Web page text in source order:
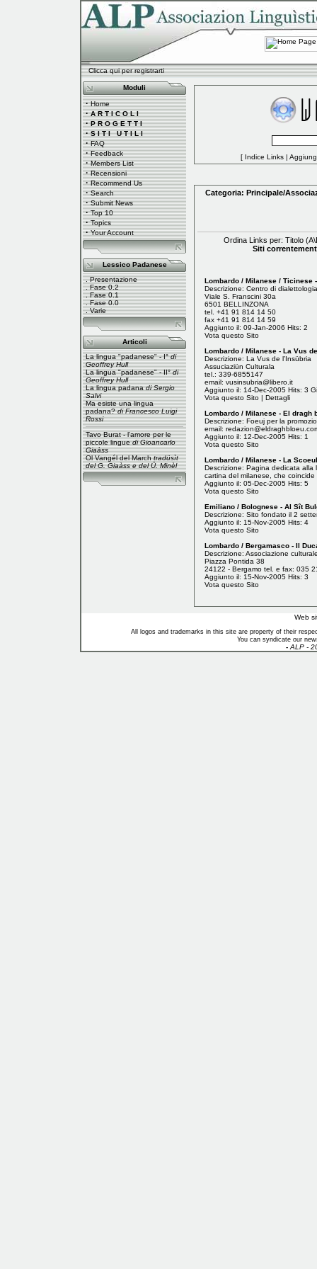
Clicca qui per registrarti
Moduli
· Home
· A R T I C O L I
· P R O G E T T I
· S I T I U T I L I
· FAQ
· Feedback
· Members List
· Recensioni
· Recommend Us
· Search
· Submit News
· Top 10
· Topics
· Your Account
Lessico Padanese
.Presentazione
.Fase 0.2
.Fase 0.1
.Fase 0.0
.Varie
Articoli
La lingua "padanese" - I° di
Geoffrey Hull
La lingua "padanese" - II° di
Geoffrey Hull
La lingua padana di Sergio
Salvi
Ma esiste una lingua
padana? di Francesco Luigi
Rossi
Tavo Burat - l'amore per le
piccole linguedi Gioancarlo
Giaàss
Ol Vangél del March tradüsìt
del G. Giaàss e del Ü. Minèl
[ Indice Links |
Categoria: Principale/
Ordina Links per: Titolo (A\
Siti
Lombardo / Milanese / Ticinese
Descrizione: Centro di
Viale S. Franscini 30a
6501 BELLINZONA
tel. +41 91 814 14 50
fax +41 91 814 14 59
Aggiunto il: 09-Jan-2006 Hits: 2
Vota questo Sito
Lombardo / Milanese - La Vus
Descrizione: La Vus de l’Insübria
Assuciaziün Culturala
tel.: 339-6855147
email: vusinsubria@libero.it
Aggiunto il: 14-Dec-2005 Hits: 3
Vota questo Sito | Dettagli
Lombardo / Milanese - El dragh
Descrizione: Foeuj per la
email:
Aggiunto il: 12-Dec-2005 Hits: 1
Vota questo Sito
Lombardo / Milanese - La
Descrizione: Pagina dedicata
cartina del milanese, che
Aggiunto il: 05-Dec-2005 Hits: 5
Vota questo Sito
Emiliano / Bolognese - Al Sît
Descrizione: Sito fondato il 2
Aggiunto il: 15-Nov-2005 Hits: 4
Vota questo Sito
Lombardo / Bergamasco - Il
Descrizione: Associazione
Piazza Pontida 38
24122 - Bergamo tel. e fax: 035
Aggiunto il: 15-Nov-2005 Hits: 3
Vota questo Sito
Web
All logos and trademarks in this site are property of their
You can syndicate our
- ALP -